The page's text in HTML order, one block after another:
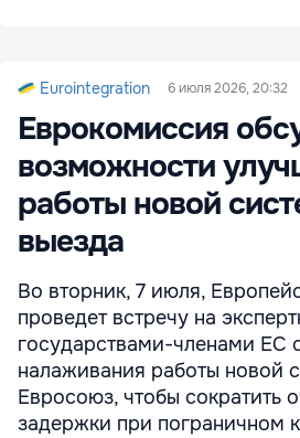
Eurointegration 6 июля 2026, 20:32
Еврокомиссия
возможности
работы новой
выезда
Во вторник, 7 июля,
проведет встречу на
государствами-членами ЕС
налаживания работы новой
Евросоюз, чтобы сократить
задержки при пограничном